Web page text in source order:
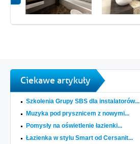
Ciekawe artykuły
Szkolenia Grupy SBS dla instalatorów...
Muzyka pod prysznicem z nowymi...
Pomysły na oświetlenie łazienki...
Łazienka w stylu Smart od Cersanit...